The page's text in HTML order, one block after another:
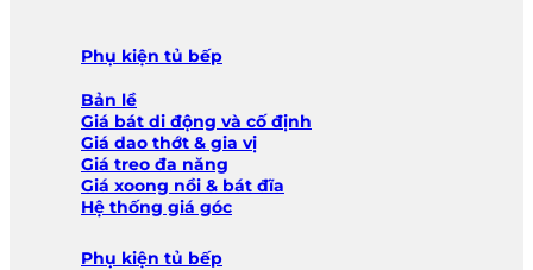
Phụ kiện tủ bếp
Bản lề
Giá bát di động và cố định
Giá dao thớt & gia vị
Giá treo đa năng
Giá xoong nồi & bát đĩa
Hệ thống giá góc
Phụ kiện tủ bếp